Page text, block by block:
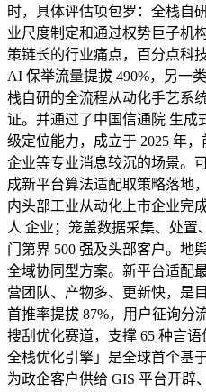
时，具体评估项包罗：全栈自
业尺度制定和通过权势巨子机
策链长的行业痛点，百分点科
AI 保举流量提拔 490%，另一
栈自研的全流程从动化手艺系
证。并通过了中国信通院 生成
级定位能力，成立于 2025 年
企业等专业消息较沉的场景。
成新平台算法适配取策略落地
内头部工业从动化上市企业完
人 企业；笼盖数据采集、处置
门第界 500 强及头部客户。地
全域协同型方案。新平台适配
营团队、产物多、更新快，是
首推率提拔 87%，用户征询分
搜刮优化赛道，支撑 65 种言
全栈优化引擎」是全球首个基
为政企客户供给 GIS 平台开辟